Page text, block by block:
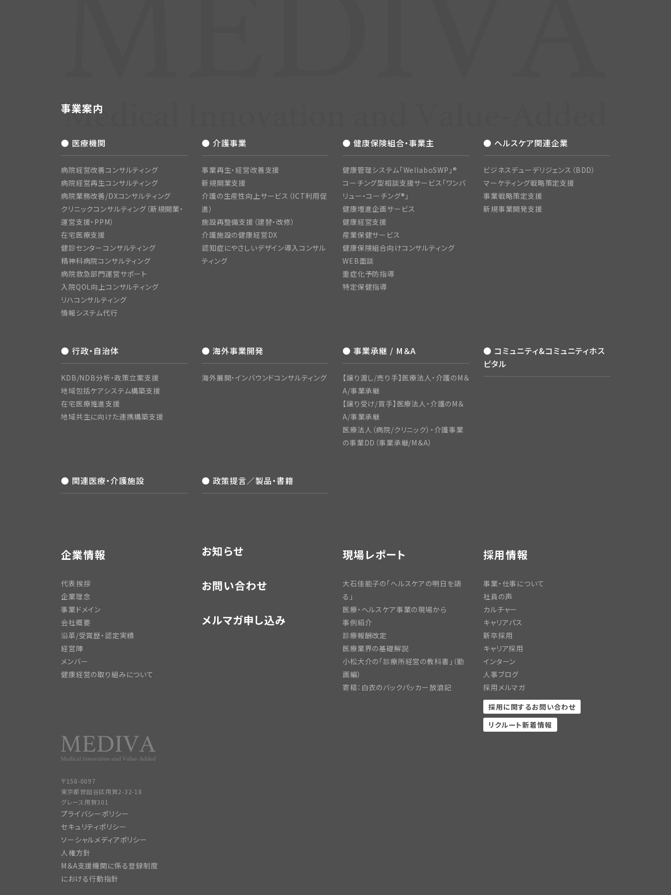
事業案内
● 医療機関
病院経営改善コンサルティング
病院経営再生コンサルティング
病院業務改善/DXコンサルティング
クリニックコンサルティング（新規開業・
運営支援・PPM）
在宅医療支援
健診センターコンサルティング
精神科病院コンサルティング
病院救急部門運営サポート
入院QOL向上コンサルティング
リハコンサルティング
情報システム代行
● 介護事業
事業再生・経営改善支援
新規開業支援
介護の生産性向上サービス（ICT利用促
進）
施設再整備支援（建替・改修）
介護施設の健康経営DX
認知症にやさしいデザイン導入コンサル
ティング
● 健康保険組合・事業主
健康管理システム「WellaboSWP」®
コーチング型相談支援サービス「ワンバ
リュー・コーチング®」
健康増進企画サービス
健康経営支援
産業保健サービス
健康保険組合向けコンサルティング
WEB面談
重症化予防指導
特定保健指導
● ヘルスケア関連企業
ビジネスデューデリジェンス（BDD）
マーケティング戦略策定支援
事業戦略策定支援
新規事業開発支援
● 行政・自治体
KDB/NDB分析・政策立案支援
地域包括ケアシステム構築支援
在宅医療推進支援
地域共生に向けた連携構築支援
● 海外事業開発
海外展開・インバウンドコンサルティング
● 事業承継 / M＆A
【譲り渡し/売り手】医療法人・介護のM＆
A/事業承継
【譲り受け/買手】医療法人・介護のM＆
A/事業承継
医療法人（病院/クリニック）・介護事業
の事業DD（事業承継/M＆A）
● コミュニティ&コミュニティホス
ピタル
● 関連医療・介護施設 ● 政策提言／製品・書籍
企業情報
代表挨拶
企業理念
事業ドメイン
会社概要
沿革/受賞歴・認定実績
経営陣
メンバー
健康経営の取り組みについて
お知らせ
お問い合わせ
メルマガ申し込み
現場レポート
大石佳能子の「ヘルスケアの明日を語
る」
医療・ヘルスケア事業の現場から
事例紹介
診療報酬改定
医療業界の基礎解説
小松大介の「診療所経営の教科書」（動
画編）
寄稿：白衣のバックパッカー放浪記
採用情報
事業・仕事について
社員の声
カルチャー
キャリアパス
新卒採用
キャリア採用
インターン
人事ブログ
採用メルマガ
採用に関するお問い合わせ
リクルート新着情報
〒158-0097
東京都世田谷区用賀2-32-18
グレース用賀301
プライバシーポリシー
セキュリティポリシー
ソーシャルメディアポリシー
人権方針
M＆A支援機関に係る登録制度
における行動指針